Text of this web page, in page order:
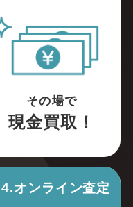
その場で
現金買取！
オンライン査定